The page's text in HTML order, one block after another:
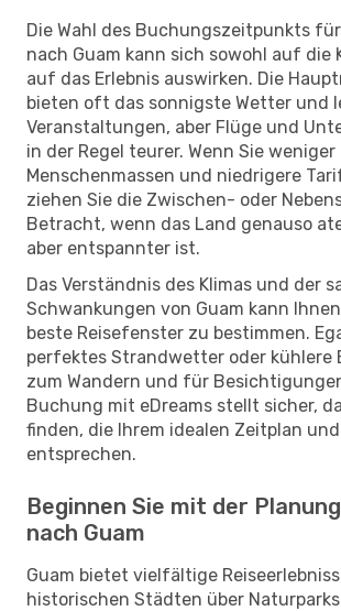
Die Wahl des Buchungszeitpunkts
nach Guam kann sich sowohl auf die
auf das Erlebnis auswirken. Die
bieten oft das sonnigste Wetter und
Veranstaltungen, aber Flüge und
in der Regel teurer. Wenn Sie weniger
Menschenmassen und niedrigere
ziehen Sie die Zwischen- oder
Betracht, wenn das Land genauso
aber entspannter ist.
Das Verständnis des Klimas und der
Schwankungen von Guam kann
beste Reisefenster zu bestimmen.
perfektes Strandwetter oder kühlere
zum Wandern und für
Buchung mit eDreams stellt sicher,
finden, die Ihrem idealen Zeitplan
entsprechen.
Beginnen Sie mit der
nach Guam
Guam bietet vielfältige
historischen Städten über